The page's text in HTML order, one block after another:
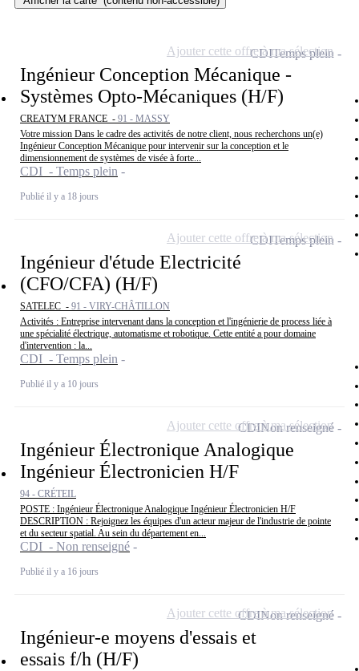
Ingénieur Conception Mécanique -
Systèmes Opto-Mécaniques (H/F)
CREATYM FRANCE - 91 - MASSY
Votre mission Dans le cadre des activités de notre client, nous recherchons un(e)
Ingénieur Conception Mécanique pour intervenir sur la conception et le
dimensionnement de systèmes de visée à forte...
CDI - Temps plein
Publié il y a 18 jours
CDITemps plein
Ajouter cette offre à ma sélection
Ingénieur d'étude Electricité
(CFO/CFA) (H/F)
SATELEC - 91 - VIRY-CHÂTILLON
Activités : Entreprise intervenant dans la conception et l'ingénierie de process liée à
une spécialité électrique, automatisme et robotique. Cette entité a pour domaine
d'intervention : la...
CDI - Temps plein
Publié il y a 10 jours
CDITemps plein
Ajouter cette offre à ma sélection
Ingénieur Électronique Analogique
Ingénieur Électronicien H/F
94 - CRÉTEIL
POSTE : Ingénieur Électronique Analogique Ingénieur Électronicien H/F
DESCRIPTION : Rejoignez les équipes d'un acteur majeur de l'industrie de pointe
et du secteur spatial. Au sein du département en...
CDI - Non renseigné
Publié il y a 16 jours
CDINon renseigné
Ajouter cette offre à ma sélection
Ingénieur-e moyens d'essais et
essais f/h (H/F)
CDINon renseigné
Ajouter cette offre à ma sélection